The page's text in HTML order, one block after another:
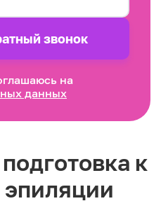
звонок
на
данных
к